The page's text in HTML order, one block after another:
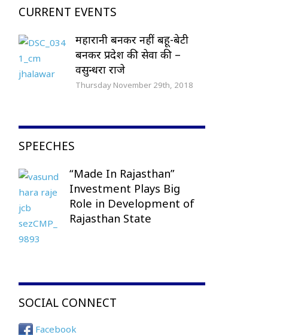
CURRENT EVENTS
महारानी बनकर नहीं बहू-बेटी
बनकर प्रदेश की सेवा की –
वसुन्धरा राजे
Thursday November 29th, 2018
SPEECHES
“Made In Rajasthan”
Investment Plays Big
Role in Development of
Rajasthan State
SOCIAL CONNECT
Facebook